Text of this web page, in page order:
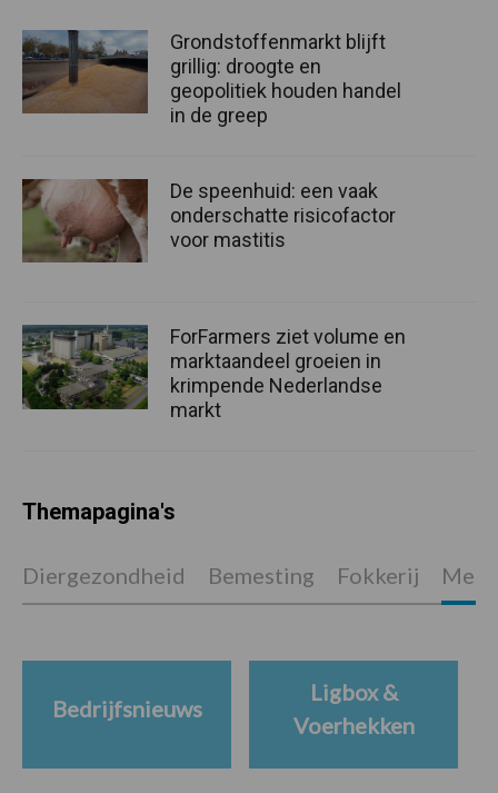
Grondstoffenmarkt blijft
grillig: droogte en
geopolitiek houden handel
in de greep
De speenhuid: een vaak
onderschatte risicofactor
voor mastitis
ForFarmers ziet volume en
marktaandeel groeien in
krimpende Nederlandse
markt
Themapagina's
Diergezondheid Bemesting Fokkerij
Bedrijfsnieuws
Ligbox &
Voerhekken